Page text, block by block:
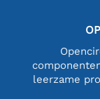
leerzame